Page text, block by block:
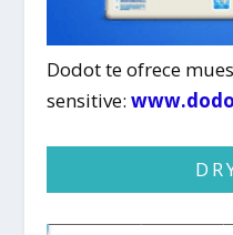
Dodot te ofrece
sensitive: